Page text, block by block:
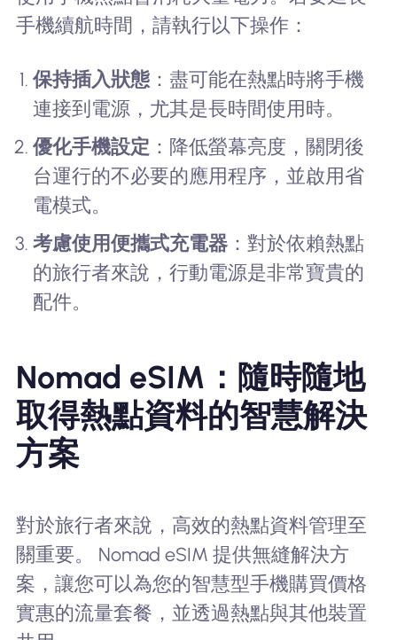
手機續航時間，請執行以下操作：
保持插入狀態 ：盡可能在熱點時將手機
連接到電源，尤其是長時間使用時。
優化手機設定 ：降低螢幕亮度，關閉後
台運行的不必要的應用程序，並啟用省
電模式。
考慮使用便攜式充電器 ：對於依賴熱點
的旅行者來說，行動電源是非常寶貴的
配件。
Nomad eSIM：隨時隨地
取得熱點資料的智慧解決
方案
對於旅行者來說，高效的熱點資料管理至
關重要。 Nomad eSIM 提供無縫解決方
案，讓您可以為您的智慧型手機購買價格
實惠的流量套餐，並透過熱點與其他裝置